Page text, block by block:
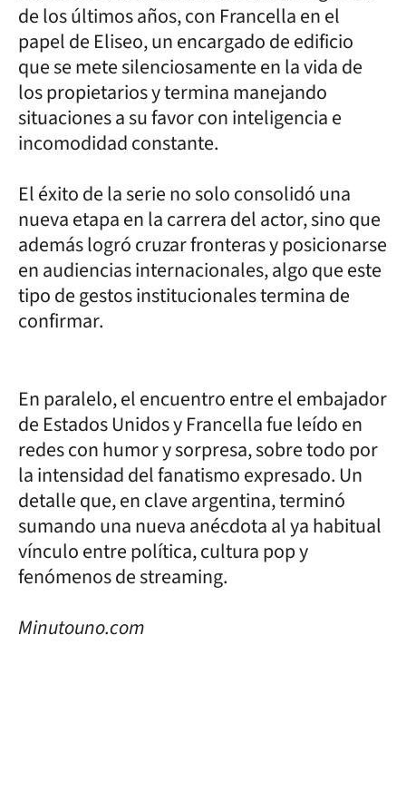
de los últimos años, con Francella en el
papel de Eliseo, un encargado de edificio
que se mete silenciosamente en la vida de
los propietarios y termina manejando
situaciones a su favor con inteligencia e
incomodidad constante.
El éxito de la serie no solo consolidó una
nueva etapa en la carrera del actor, sino que
además logró cruzar fronteras y posicionarse
en audiencias internacionales, algo que este
tipo de gestos institucionales termina de
confirmar.
En paralelo, el encuentro entre el embajador
de Estados Unidos y Francella fue leído en
redes con humor y sorpresa, sobre todo por
la intensidad del fanatismo expresado. Un
detalle que, en clave argentina, terminó
sumando una nueva anécdota al ya habitual
vínculo entre política, cultura pop y
fenómenos de streaming.
Minutouno.com